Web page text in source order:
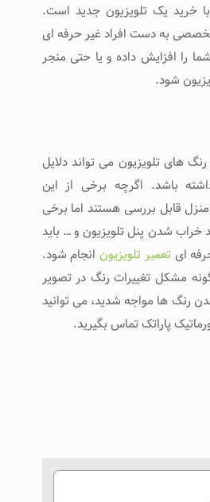
با خرید یک تلویزیون جدید است.
تخصصی به دست افراد غیر حرفه ای
را افزایش داده و یا حتی منجر
شود.
های تلویزیون می تواند دلایل
باشد. اگرچه برخی از این
قابل بررسی هستند اما برخی
خراب شدن پنل تلویزیون و … باید
ایتعمیر تلویزیون انجام شود.
مشکل تغییرات رنگ در تصویر
رنگ ها مواجه شدید، می توانید
پاراتک تماس بگیرید.